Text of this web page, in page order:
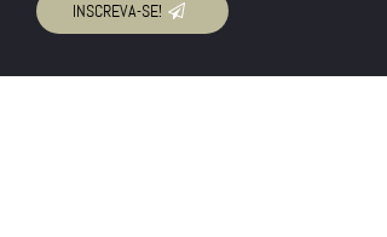
Contatos
INSCREVA-SE!